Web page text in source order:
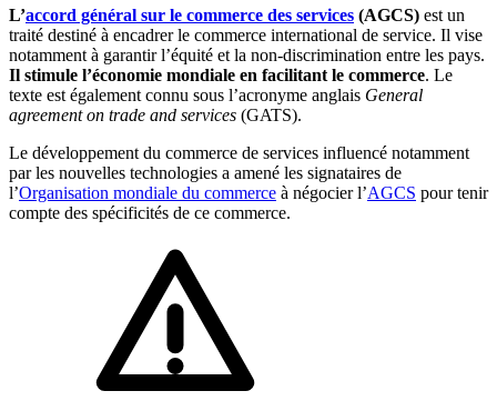
Voir tous les pays
Amazon
🇳🇱 Pays-Bas
Toutes les fiches pays
L’accord général sur le commerce des services (AGCS) est un
traité destiné à encadrer le commerce international de service. Il vise
notamment à garantir l’équité et la non-discrimination entre les pays.
Il stimule l’économie mondiale en facilitant le commerce. Le
texte est également connu sous l’acronyme anglais General
agreement on trade and services (GATS).
Le développement du commerce de services influencé notamment
par les nouvelles technologies a amené les signataires de
l’Organisation mondiale du commerce à négocier l’AGCS pour tenir
compte des spécificités de ce commerce.